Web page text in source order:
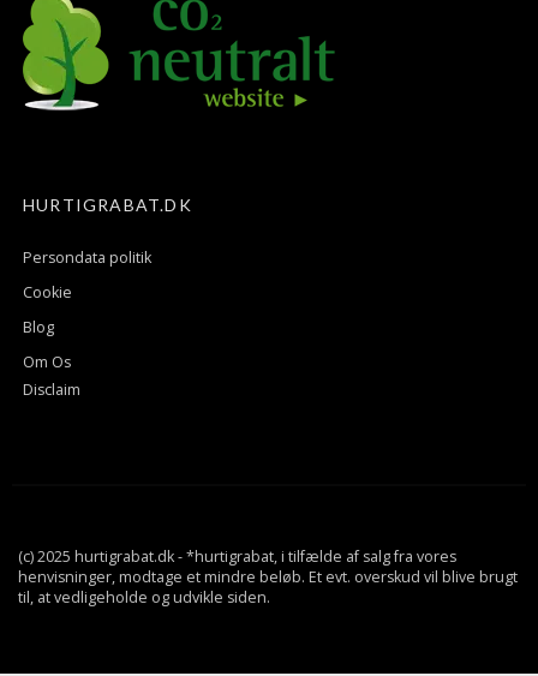
HURTIGRABAT.DK
Persondata politik
Cookie
Blog
Om Os
Disclaim
(c) 2025 hurtigrabat.dk - *hurtigrabat, i tilfælde af salg fra vores
henvisninger, modtage et mindre beløb. Et evt. overskud vil blive brugt
til, at vedligeholde og udvikle siden.